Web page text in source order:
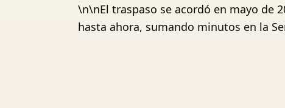
\n\nEl traspaso se acordó en mayo de
hasta ahora, sumando minutos en la